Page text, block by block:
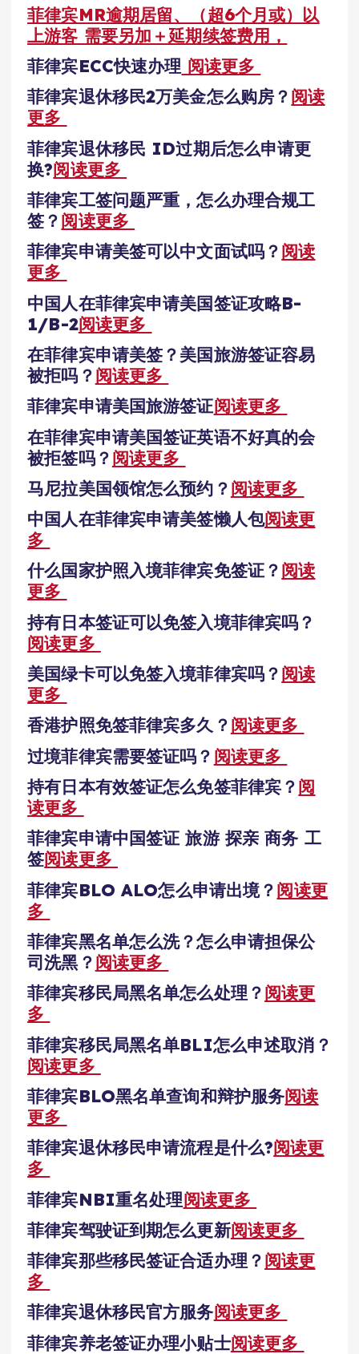
菲律宾MR逾期居留、（超6个月或）以
上游客 需要另加＋延期续签费用，
菲律宾ECC快速办理 阅读更多
菲律宾退休移民2万美金怎么购房？阅读
更多
菲律宾退休移民 ID过期后怎么申请更
换?阅读更多
菲律宾工签问题严重，怎么办理合规工
签？阅读更多
菲律宾申请美签可以中文面试吗？阅读
更多
中国人在菲律宾申请美国签证攻略B-
1/B-2阅读更多
在菲律宾申请美签？美国旅游签证容易
被拒吗？阅读更多
菲律宾申请美国旅游签证阅读更多
在菲律宾申请美国签证英语不好真的会
被拒签吗？阅读更多
马尼拉美国领馆怎么预约？阅读更多
中国人在菲律宾申请美签懒人包阅读更
多
什么国家护照入境菲律宾免签证？阅读
更多
持有日本签证可以免签入境菲律宾吗？
阅读更多
美国绿卡可以免签入境菲律宾吗？阅读
更多
香港护照免签菲律宾多久？阅读更多
过境菲律宾需要签证吗？ 阅读更多
持有日本有效签证怎么免签菲律宾？阅
读更多
菲律宾申请中国签证 旅游 探亲 商务 工
签阅读更多
菲律宾BLO ALO怎么申请出境？阅读更
多
菲律宾黑名单怎么洗？怎么申请担保公
司洗黑？阅读更多
菲律宾移民局黑名单怎么处理？阅读更
多
菲律宾移民局黑名单BLI怎么申述取消？
阅读更多
菲律宾BLO黑名单查询和辩护服务阅读
更多
菲律宾退休移民申请流程是什么?阅读更
多
菲律宾NBI重名处理阅读更多
菲律宾驾驶证到期怎么更新阅读更多
菲律宾那些移民签证合适办理？阅读更
多
菲律宾退休移民官方服务阅读更多
菲律宾养老签证办理小贴士阅读更多